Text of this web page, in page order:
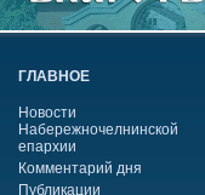
ГЛАВНОЕ
Новости
Набережночелнинской
епархии
Комментарий дня
Публикации